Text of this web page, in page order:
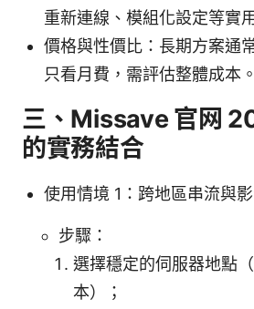
重新連線、模組化設定等實
價格與性價比：長期方案通
只看月費，需評估整體成本。
三、Missave 官网
的實務結合
使用情境 1：跨地區串流與
步驟：
選擇穩定的伺服器地點
本）；